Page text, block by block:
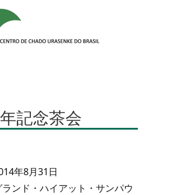
記念茶会
年8月31日
ンド・ハイアット・サンパウ